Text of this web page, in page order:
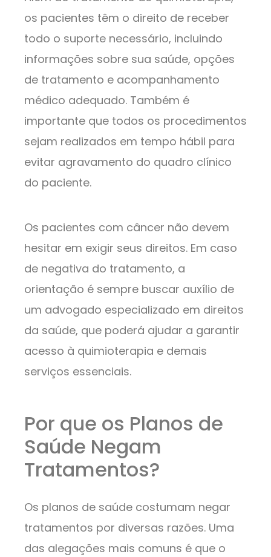
os pacientes têm o direito de receber
todo o suporte necessário, incluindo
informações sobre sua saúde, opções
de tratamento e acompanhamento
médico adequado. Também é
importante que todos os procedimentos
sejam realizados em tempo hábil para
evitar agravamento do quadro clínico
do paciente.
Os pacientes com câncer não devem
hesitar em exigir seus direitos. Em caso
de negativa do tratamento, a
orientação é sempre buscar auxílio de
um advogado especializado em direitos
da saúde, que poderá ajudar a garantir
acesso à quimioterapia e demais
serviços essenciais.
Por que os Planos de
Saúde Negam
Tratamentos?
Os planos de saúde costumam negar
tratamentos por diversas razões. Uma
das alegações mais comuns é que o